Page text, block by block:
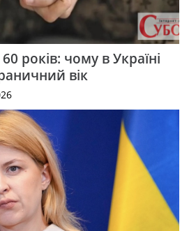
років: чому в Україні
вік